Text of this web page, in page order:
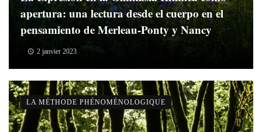
apertura: una lectura desde el cuerpo en el
pensamiento de Merleau-Ponty y Nancy
2 janvier 2023
LA MÉTHODE PHÉNOMÉNOLOGIQUE